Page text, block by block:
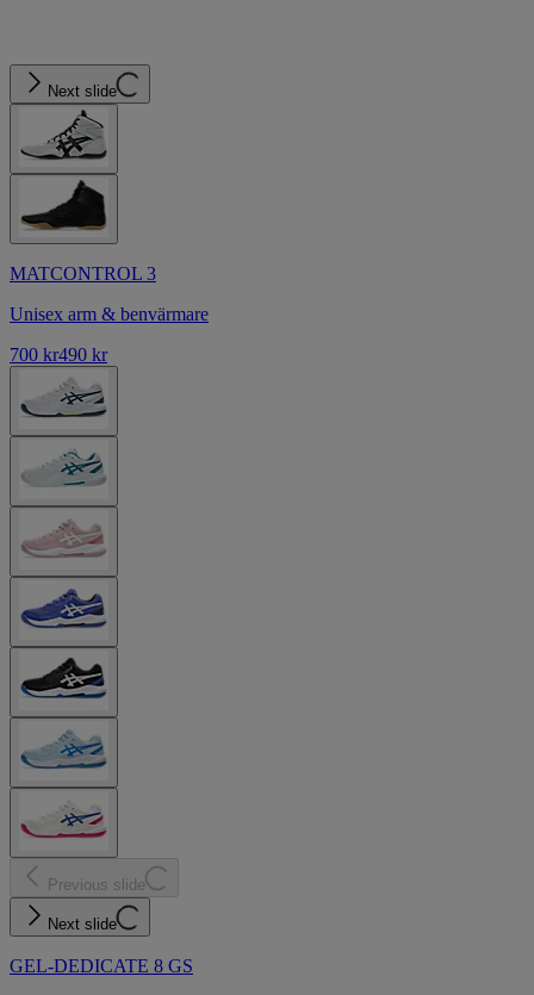
Next slide
MATCONTROL 3
Unisex arm & benvärmare
700 kr490 kr
Previous slide
Next slide
GEL-DEDICATE 8 GS